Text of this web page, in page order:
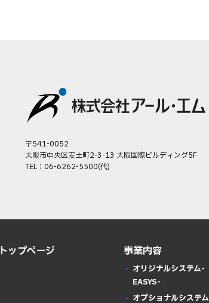
トップページ 事業内容
オリジナルシステム-
EASYS-
オプショナルシステム
〒541-0052
大阪市中央区安土町2-3-13 大阪国際ビルディング5F
TEL：06-6262-5500(代)